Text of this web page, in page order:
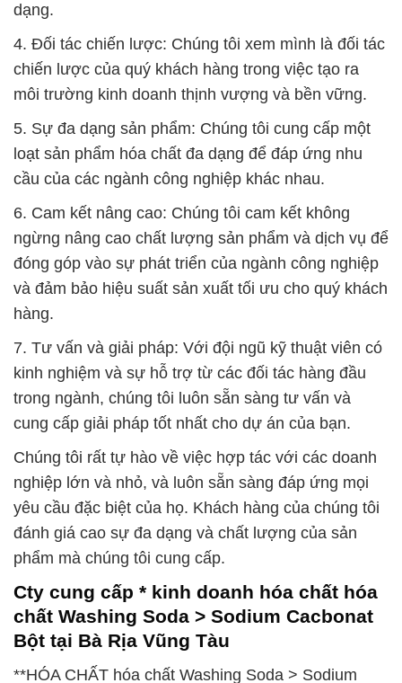
dạng.
4. Đối tác chiến lược: Chúng tôi xem mình là đối tác
chiến lược của quý khách hàng trong việc tạo ra
môi trường kinh doanh thịnh vượng và bền vững.
5. Sự đa dạng sản phẩm: Chúng tôi cung cấp một
loạt sản phẩm hóa chất đa dạng để đáp ứng nhu
cầu của các ngành công nghiệp khác nhau.
6. Cam kết nâng cao: Chúng tôi cam kết không
ngừng nâng cao chất lượng sản phẩm và dịch vụ để
đóng góp vào sự phát triển của ngành công nghiệp
và đảm bảo hiệu suất sản xuất tối ưu cho quý khách
hàng.
7. Tư vấn và giải pháp: Với đội ngũ kỹ thuật viên có
kinh nghiệm và sự hỗ trợ từ các đối tác hàng đầu
trong ngành, chúng tôi luôn sẵn sàng tư vấn và
cung cấp giải pháp tốt nhất cho dự án của bạn.
Chúng tôi rất tự hào về việc hợp tác với các doanh
nghiệp lớn và nhỏ, và luôn sẵn sàng đáp ứng mọi
yêu cầu đặc biệt của họ. Khách hàng của chúng tôi
đánh giá cao sự đa dạng và chất lượng của sản
phẩm mà chúng tôi cung cấp.
Cty cung cấp * kinh doanh hóa chất hóa
chất Washing Soda > Sodium Cacbonat
Bột tại Bà Rịa Vũng Tàu
**HÓA CHẤT hóa chất Washing Soda > Sodium